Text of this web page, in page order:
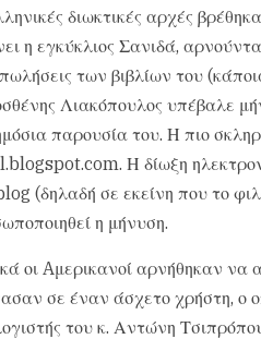
διωκτικές αρχές
η εγκύκλιος Σανιδά,
των βιβλίων του
Λιακόπουλος υπέβαλε
παρουσία του. Η πιο
Η δίωξη
(δηλαδή σε εκείνη που το
η μήνυση.
οι Aμερικανοί αρνήθηκαν να
σε έναν άσχετο χρήστη, ο
του κ. Αντώνη